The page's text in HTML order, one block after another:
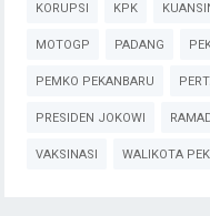
KORUPSI KPK
MOTOGP PADANG
PEMKO PEKANBARU
PRESIDEN JOKOWI
VAKSINASI WALIKOTA